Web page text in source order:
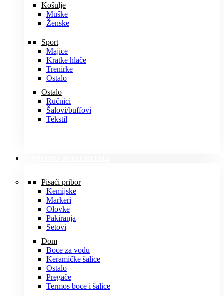
Košulje
Muške
Ženske
Sport
Majice
Kratke hlače
Trenirke
Ostalo
Ostalo
Ručnici
Šalovi/buffovi
Tekstil
Pisaći pribor
Kemijske
Markeri
Olovke
Pakiranja
Setovi
Dom
Boce za vodu
Keramičke šalice
Ostalo
Pregače
Termos boce i šalice